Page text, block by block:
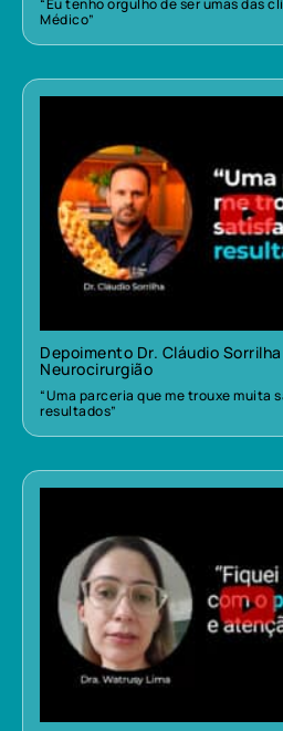
“Eu tenho orgulho de ser umas das
Médico”
Depoimento Dr. Cláudio
Neurocirurgião
“Uma parceria que me trouxe muita
resultados”